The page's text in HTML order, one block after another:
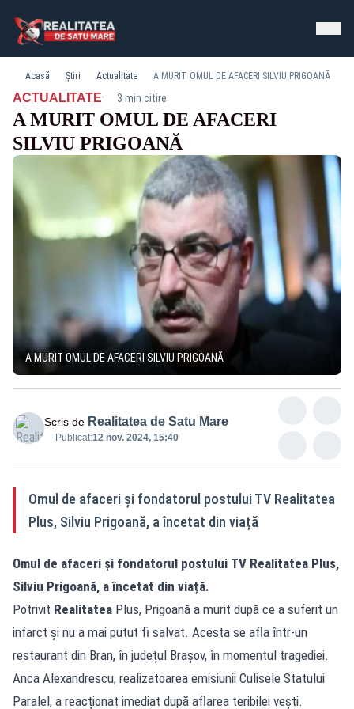
Acasă Știri Actualitate A MURIT OMUL DE AFACERI SILVIU PRIGOANĂ
ACTUALITATE· 3 min citire
A MURIT OMUL DE AFACERI
SILVIU PRIGOANĂ
A MURIT OMUL DE AFACERI SILVIU PRIGOANĂ
Scris de Realitatea de Satu Mare
Publicat:12 nov. 2024, 15:40
Omul de afaceri și fondatorul postului TV Realitatea
Plus, Silviu Prigoană, a încetat din viață
Omul de afaceri și fondatorul postului TV Realitatea Plus,
Silviu Prigoană, a încetat din viață.
Potrivit Realitatea Plus, Prigoană a murit după ce a suferit un
infarct și nu a mai putut fi salvat. Acesta se afla într-un
restaurant din Bran, în județul Brașov, în momentul tragediei.
Anca Alexandrescu, realizatoarea emisiunii Culisele Statului
Paralel, a reacționat imediat după aflarea teribilei vești.